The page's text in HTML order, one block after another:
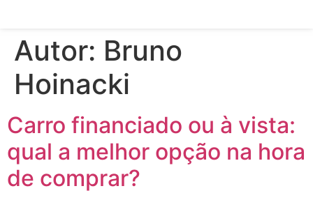
Autor: Bruno
Hoinacki
Carro financiado ou à vista:
qual a melhor opção na hora
de comprar?